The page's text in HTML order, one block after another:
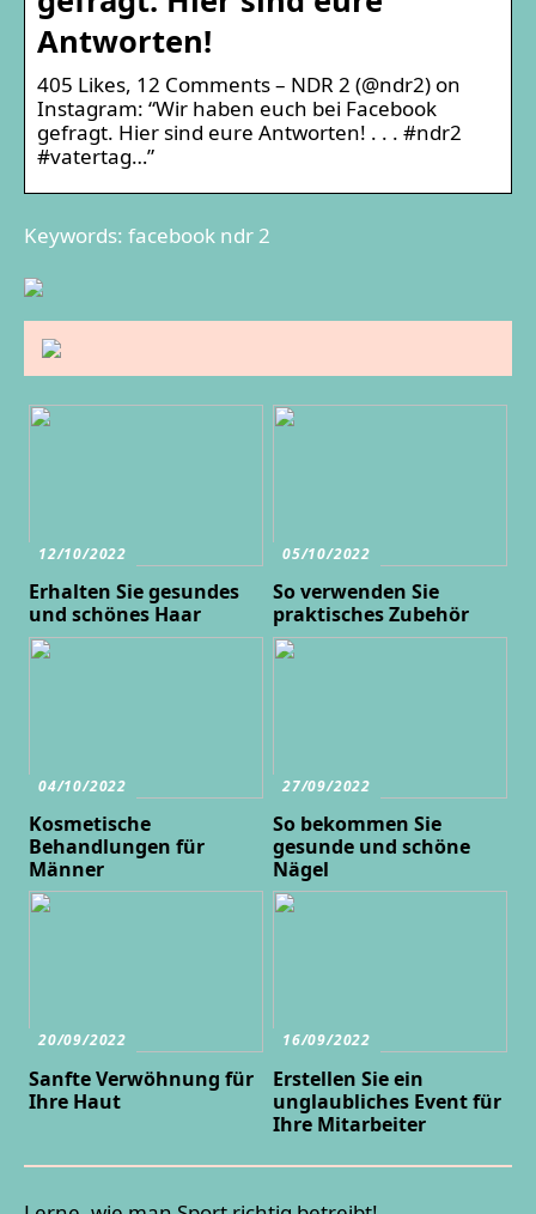
Antworten!
405 Likes, 12 Comments – NDR 2 (@ndr2) on
Instagram: “Wir haben euch bei Facebook
gefragt. Hier sind eure Antworten! . . . #ndr2
#vatertag…”
Keywords: facebook ndr 2
12/10/2022
Erhalten Sie gesundes
und schönes Haar
05/10/2022
So verwenden Sie
praktisches Zubehör
04/10/2022
Kosmetische
Behandlungen für
Männer
27/09/2022
So bekommen Sie
gesunde und schöne
Nägel
20/09/2022
Sanfte Verwöhnung für
Ihre Haut
16/09/2022
Erstellen Sie ein
unglaubliches Event für
Ihre Mitarbeiter